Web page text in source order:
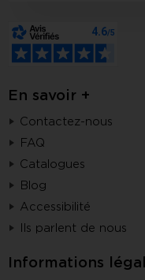
En savoir +
Contactez-nous
FAQ
Catalogues
Blog
Accessibilité
Ils parlent de nous
Informations